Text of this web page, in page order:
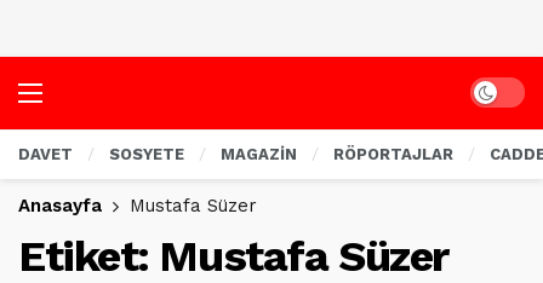
Dark
DAVET SOSYETE MAGAZİN RÖPORTAJLAR
Anasayfa Mustafa Süzer
Etiket: Mustafa Süzer